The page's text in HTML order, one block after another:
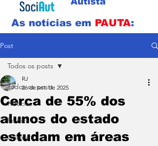
As notícias em PAUTA:
Post
Todos os posts
Notícias
Política
Coluna
Todos os posts
Cerca de 55% dos
alunos do estado
estudam em áreas
RJ
26 de set. de 2025